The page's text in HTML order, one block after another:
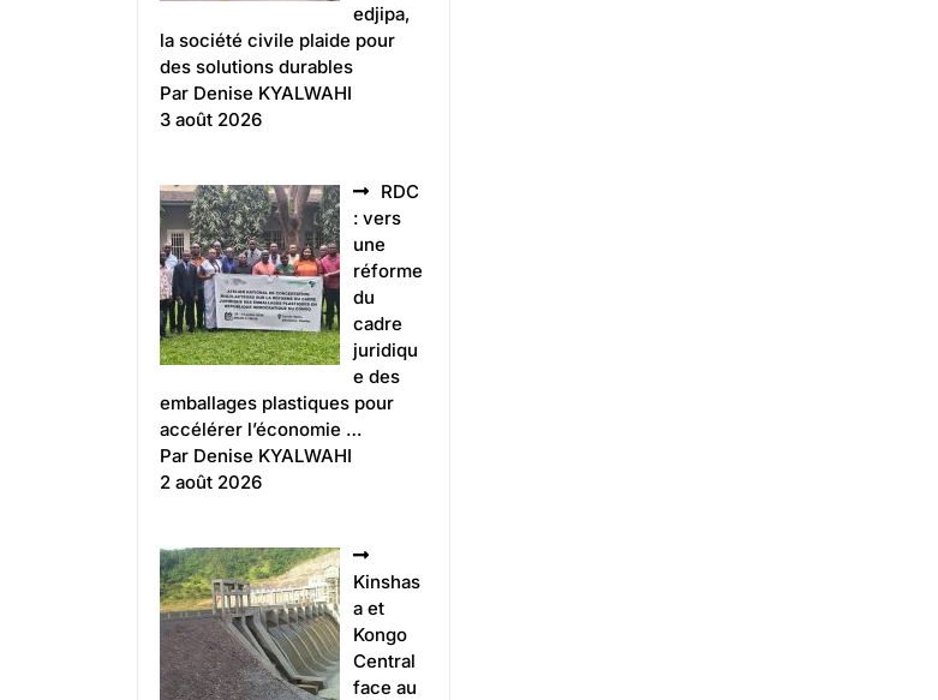
edjipa,
la société civile plaide pour
des solutions durables
Par Denise KYALWAHI
3 août 2026
RDC
: vers
une
réforme
du
cadre
juridiqu
e des
emballages plastiques pour
accélérer l’économie …
Par Denise KYALWAHI
2 août 2026
Kinshas
a et
Kongo
Central
face au